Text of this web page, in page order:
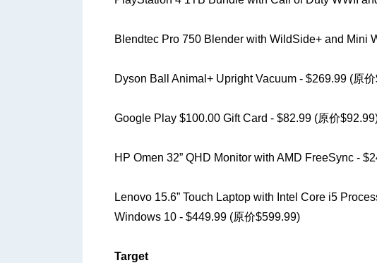
Blendtec Pro 750 Blender with WildSide+ and Mini
Dyson Ball Animal+ Upright Vacuum - $269.99 (原
Google Play $100.00 Gift Card - $82.99 (原价
HP Omen 32” QHD Monitor with AMD FreeSync -
Lenovo 15.6” Touch Laptop with Intel Core i5
Windows 10 - $449.99 (原价$599.99)
Target